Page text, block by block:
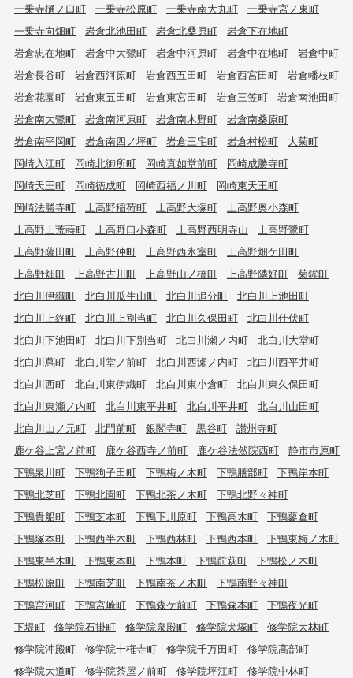
一乗寺樋ノ口町
一乗寺松原町 一乗寺南大丸町
一乗寺宮ノ東町
一乗寺向畑町
岩倉北池田町 岩倉北桑原町
岩倉下在地町
岩倉忠在地町
岩倉中大鷺町 岩倉中河原町 岩倉中在地町
岩倉中町
岩倉長谷町
岩倉西河原町 岩倉西五田町 岩倉西宮田町
岩倉幡枝町
岩倉花園町
岩倉東五田町 岩倉東宮田町 岩倉三笠町
岩倉南池田町
岩倉南大鷺町
岩倉南河原町 岩倉南木野町
岩倉南桑原町
岩倉南平岡町
岩倉南四ノ坪町 岩倉三宅町 岩倉村松町
大菊町
岡崎入江町
岡崎北御所町 岡崎真如堂前町
岡崎成勝寺町
岡崎天王町
岡崎徳成町 岡崎西福ノ川町
岡崎東天王町
岡崎法勝寺町
上高野稲荷町 上高野大塚町
上高野奥小森町
上高野上荒蒔町
上高野口小森町 上高野西明寺山
上高野鷺町
上高野薩田町
上高野仲町 上高野西氷室町
上高野畑ケ田町
上高野畑町
上高野古川町 上高野山ノ橋町 上高野隣好町
菊鉾町
北白川伊織町
北白川瓜生山町 北白川追分町
北白川上池田町
北白川上終町
北白川上別当町 北白川久保田町
北白川仕伏町
北白川下池田町
北白川下別当町 北白川瀬ノ内町
北白川大堂町
北白川蔦町
北白川堂ノ前町 北白川西瀬ノ内町
北白川西平井町
北白川西町
北白川東伊織町 北白川東小倉町
北白川東久保田町
北白川東瀬ノ内町
北白川東平井町 北白川平井町
北白川山田町
北白川山ノ元町
北門前町 銀閣寺町 黒谷町
讃州寺町
鹿ケ谷上宮ノ前町
鹿ケ谷西寺ノ前町 鹿ケ谷法然院西町
静市市原町
下鴨泉川町
下鴨狗子田町 下鴨梅ノ木町 下鴨膳部町
下鴨岸本町
下鴨北芝町
下鴨北園町 下鴨北茶ノ木町
下鴨北野々神町
下鴨貴船町
下鴨芝本町 下鴨下川原町 下鴨高木町
下鴨蓼倉町
下鴨塚本町
下鴨西半木町 下鴨西林町 下鴨西本町
下鴨東梅ノ木町
下鴨東半木町
下鴨東本町 下鴨本町 下鴨前萩町
下鴨松ノ木町
下鴨松原町
下鴨南芝町 下鴨南茶ノ木町
下鴨南野々神町
下鴨宮河町
下鴨宮崎町 下鴨森ケ前町 下鴨森本町
下鴨夜光町
下堤町
修学院石掛町 修学院泉殿町 修学院犬塚町
修学院大林町
修学院沖殿町
修学院十権寺町 修学院千万田町
修学院高部町
修学院大道町
修学院茶屋ノ前町 修学院坪江町 修学院中林町